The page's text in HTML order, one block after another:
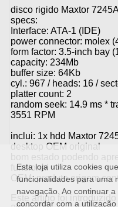
Esta loja utiliza cookies
funcionalidades para uma
navegação. Ao continuar
concordar com a
disco rigido Maxtor
specs:
Interface: ATA-1 (IDE)
power connector: molex
form factor: 3.5-inch bay
capacity: 234Mb
buffer size: 64Kb
cyl.: 967 / heads: 16 /
platter count: 2
random seek: 14.9 ms *
3551 RPM
inclui: 1x hdd Maxtor
desktop OEM original
bom estado podendo
funcional
OEM: produto origem
Este artigo foi